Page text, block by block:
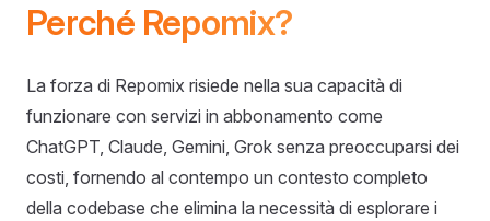
Perché Repomix?
La forza di Repomix risiede nella sua capacità di
funzionare con servizi in abbonamento come
ChatGPT, Claude, Gemini, Grok senza preoccuparsi dei
costi, fornendo al contempo un contesto completo
della codebase che elimina la necessità di esplorare i